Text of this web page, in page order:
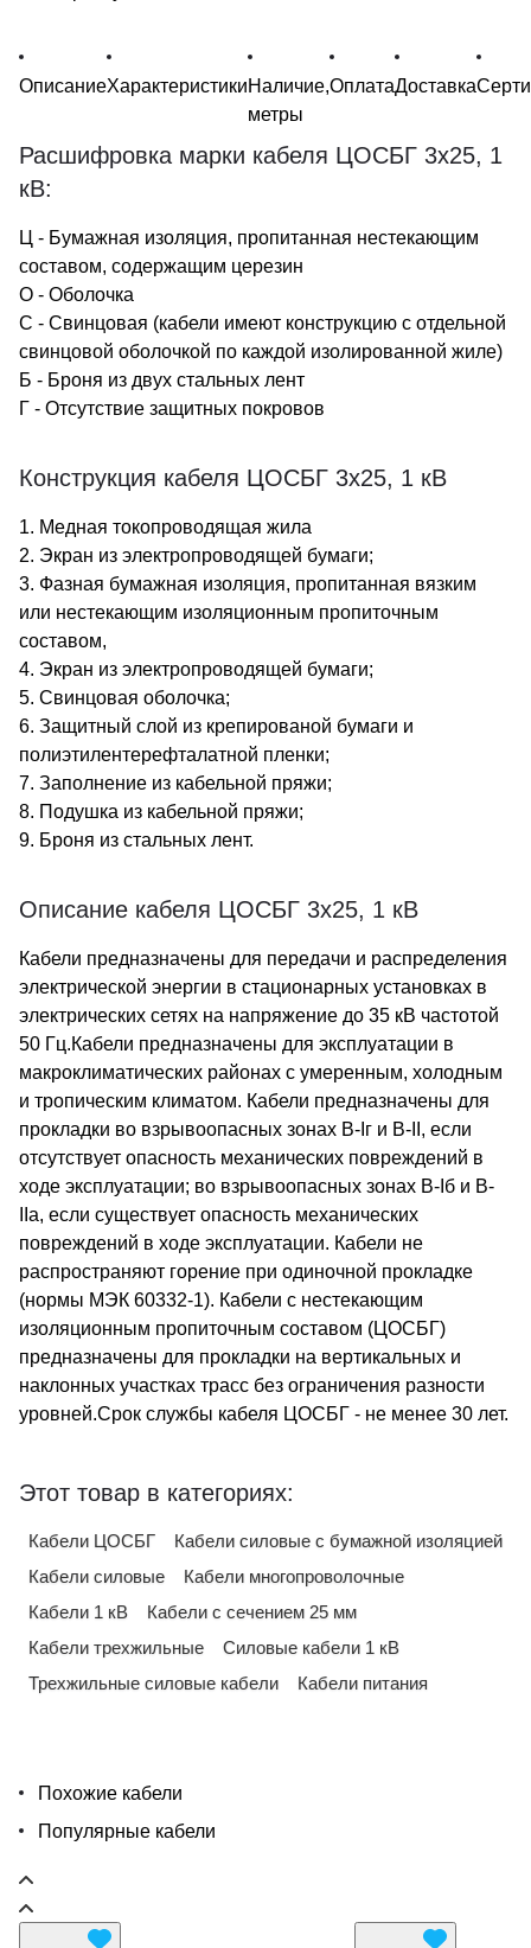
ОписаниеХарактеристикиНаличие,
метры
ОплатаДоставка
Расшифровка марки кабеля ЦОСБГ 3х25, 1
кВ:
Ц - Бумажная изоляция, пропитанная нестекающим
составом, содержащим церезин
О - Оболочка
С - Свинцовая (кабели имеют конструкцию с отдельной
свинцовой оболочкой по каждой изолированной жиле)
Б - Броня из двух стальных лент
Г - Отсутствие защитных покровов
Конструкция кабеля ЦОСБГ 3х25, 1 кВ
1. Медная токопроводящая жила
2. Экран из электропроводящей бумаги;
3. Фазная бумажная изоляция, пропитанная вязким
или нестекающим изоляционным пропиточным
составом,
4. Экран из электропроводящей бумаги;
5. Свинцовая оболочка;
6. Защитный слой из крепированой бумаги и
полиэтилентерефталатной пленки;
7. Заполнение из кабельной пряжи;
8. Подушка из кабельной пряжи;
9. Броня из стальных лент.
Описание кабеля ЦОСБГ 3х25, 1 кВ
Кабели предназначены для передачи и распределения
электрической энергии в стационарных установках в
электрических сетях на напряжение до 35 кВ частотой
50 Гц.Кабели предназначены для эксплуатации в
макроклиматических районах с умеренным, холодным
и тропическим климатом. Кабели предназначены для
прокладки во взрывоопасных зонах В-Iг и В-II, если
отсутствует опасность механических повреждений в
ходе эксплуатации; во взрывоопасных зонах В-Iб и В-
IIа, если существует опасность механических
повреждений в ходе эксплуатации. Кабели не
распространяют горение при одиночной прокладке
(нормы МЭК 60332-1). Кабели с нестекающим
изоляционным пропиточным составом (ЦОСБГ)
предназначены для прокладки на вертикальных и
наклонных участках трасс без ограничения разности
уровней.Срок службы кабеля ЦОСБГ - не менее 30 лет.
Этот товар в категориях:
Кабели ЦОСБГ
Кабели силовые с бумажной изоляцией
Кабели силовые
Кабели многопроволочные
Кабели 1 кВ
Кабели с сечением 25 мм
Кабели трехжильные
Силовые кабели 1 кВ
Трехжильные силовые кабели
Кабели питания
Похожие кабели
Популярные кабели